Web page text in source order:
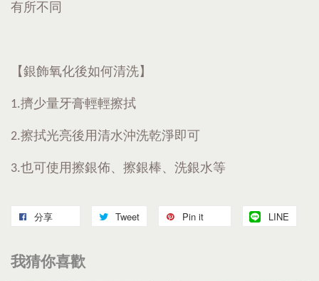
有所不同
【銀飾氧化後如何清洗】
1.擠少量牙膏輕輕擦拭
2.擦拭光亮後用清水沖洗乾淨即可
3.也可使用擦銀佈、擦銀棒、洗銀水等
分享 Tweet Pin it LINE
我猜你喜歡